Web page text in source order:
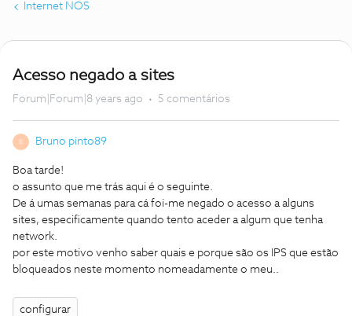
Internet NOS
Acesso negado a sites
Forum|Forum|8 years ago 5 comentários
B Bruno pinto89
Boa tarde!
o assunto que me trás aqui é o seguinte.
De á umas semanas para cá foi-me negado o acesso a alguns
sites, especificamente quando tento aceder a algum que tenha
network.
por este motivo venho saber quais e porque são os IPS que estão
bloqueados neste momento nomeadamente o meu..
configurar